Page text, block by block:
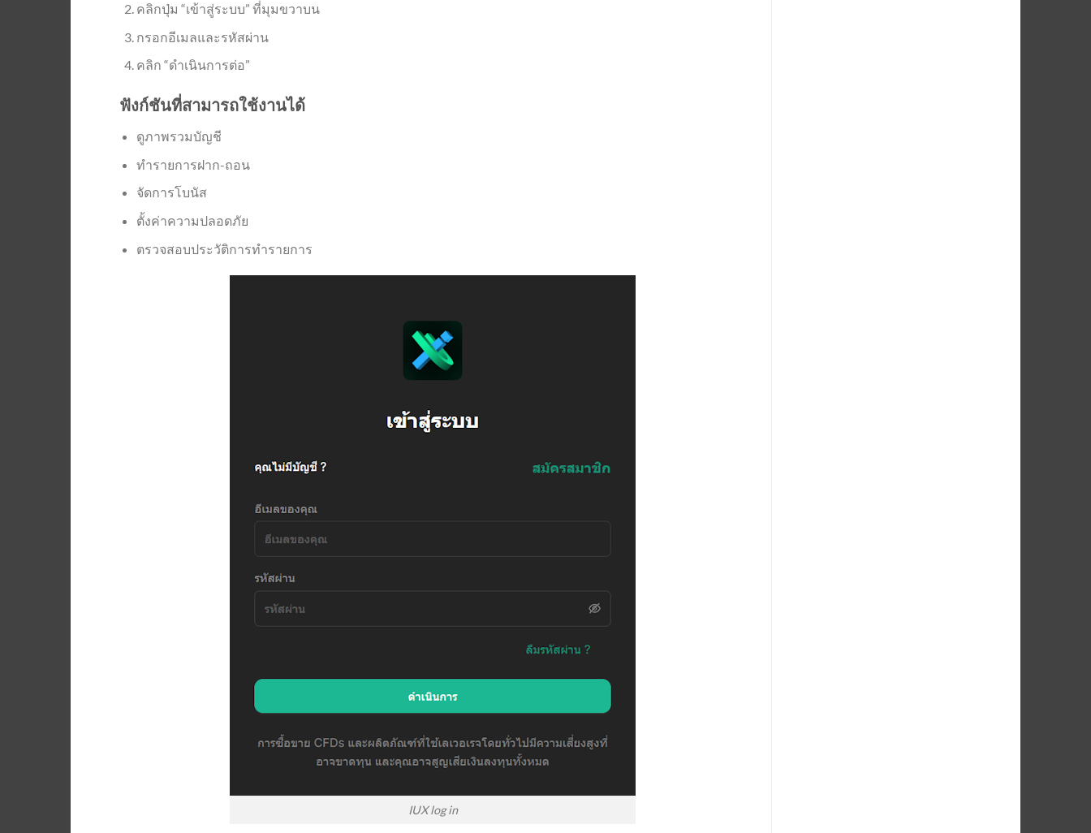
คลิกปุ่ม “เข้าสู่ระบบ” ที่มุมขวาบน
กรอกอีเมลและรหัสผ่าน
คลิก “ดำเนินการต่อ”
ฟังก์ชันที่สามารถใช้งานได้
ดูภาพรวมบัญชี
ทำรายการฝาก-ถอน
จัดการโบนัส
ตั้งค่าความปลอดภัย
ตรวจสอบประวัติการทำรายการ
IUX log in